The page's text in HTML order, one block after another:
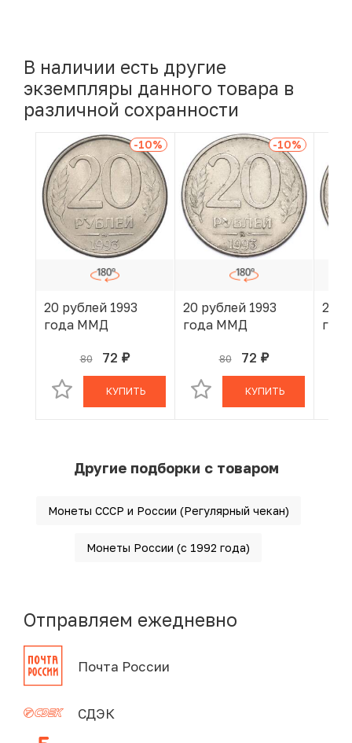
В наличии есть другие
экземпляры данного товара в
различной сохранности
-10%
20 рублей 1993
года ММД
80 72 руб.
В КОРЗИНЕ
КУПИТЬ
-10%
20 рублей 1993
года ММД
80 72 руб.
В КОРЗИНЕ
КУПИТЬ
20
Другие подборки с товаром
Монеты СССР и России (Регулярный чекан)
Монеты России (с 1992 года)
Отправляем ежедневно
Почта России
СДЭК